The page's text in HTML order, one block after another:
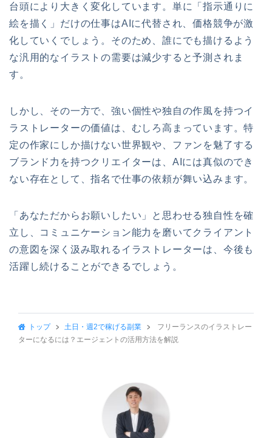
台頭により大きく変化しています。単に「指示通りに
絵を描く」だけの仕事はAIに代替され、価格競争が激
化していくでしょう。そのため、誰にでも描けるよう
な汎用的なイラストの需要は減少すると予測されま
す。
しかし、その一方で、強い個性や独自の作風を持つイ
ラストレーターの価値は、むしろ高まっています。特
定の作家にしか描けない世界観や、ファンを魅了する
ブランド力を持つクリエイターは、AIには真似のでき
ない存在として、指名で仕事の依頼が舞い込みます。
「あなただからお願いしたい」と思わせる独自性を確
立し、コミュニケーション能力を磨いてクライアント
の意図を深く汲み取れるイラストレーターは、今後も
活躍し続けることができるでしょう。
トップ 土日・週2で稼げる副業
フリーランスのイラストレー
ターになるには？エージェントの活用方法を解説